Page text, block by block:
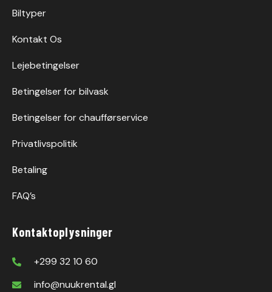
Biltyper
Kontakt Os
Lejebetingelser
Betingelser for bilvask
Betingelser for chaufførservice
Privatlivspolitik
Betaling
FAQ’s
Kontaktoplysninger
+299 32 10 60
info@nuukrental.gl